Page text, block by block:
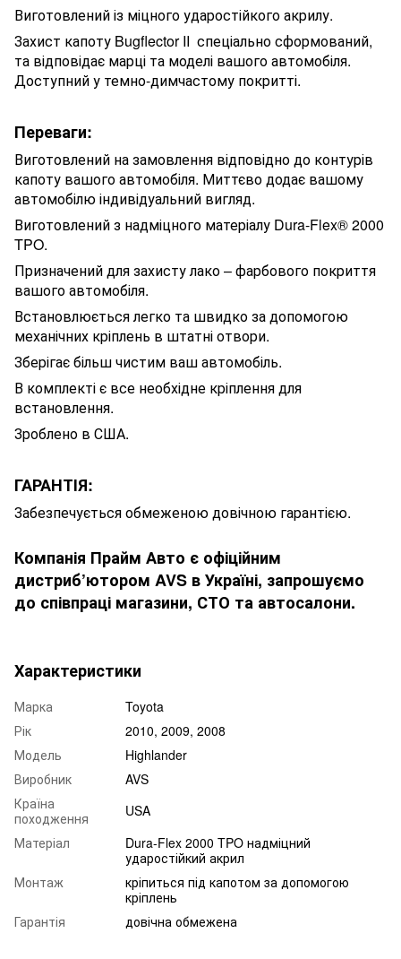
Виготовлений із міцного ударостійкого акрилу.
Захист капоту Bugﬂector II спеціально сформований,
та відповідає марці та моделі вашого автомобіля.
Доступний у темно-димчастому покритті.
Переваги:
Виготовлений на замовлення відповідно до контурів
капоту вашого автомобіля. Миттєво додає вашому
автомобілю індивідуальний вигляд.
Виготовлений з надміцного матеріалу Dura-Flex® 2000
TPO.
Призначений для захисту лако – фарбового покриття
вашого автомобіля.
Встановлюється легко та швидко за допомогою
механічних кріплень в штатні отвори.
Зберігає більш чистим ваш автомобіль.
В комплекті є все необхідне кріплення для
встановлення.
Зроблено в США.
ГАРАНТІЯ:
Забезпечується обмеженою довічною гарантією.
Компанія Прайм Авто є офіційним
дистриб’ютором AVS в Україні, запрошуємо
до співпраці магазини, СТО та автосалони.
Характеристики
Марка
Toyota
Рік
2010, 2009, 2008
Модель
Highlander
Виробник
AVS
Країна
походження
USA
Матеріал
Dura-Flex 2000 TPO надміцний
ударостійкий акрил
Монтаж
кріпиться під капотом за допомогою
кріплень
Гарантія
довічна обмежена